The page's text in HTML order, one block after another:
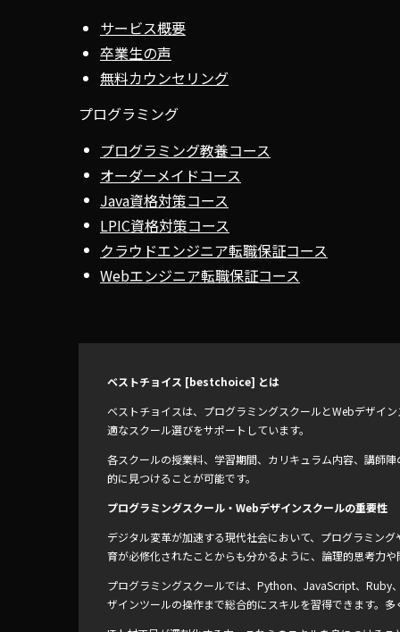
サービス概要
卒業生の声
無料カウンセリング
プログラミング
プログラミング教養コース
オーダーメイドコース
Java資格対策コース
LPIC資格対策コース
クラウドエンジニア転職保証コース
Webエンジニア転職保証コース
ベストチョイス [bestchoice] とは
ベストチョイスは、プログラミングスクールとWebデザイ
適なスクール選びをサポートしています。
各スクールの授業料、学習期間、カリキュラム内容、講師
的に見つけることが可能です。
プログラミングスクール・Webデザインスクールの重要性
デジタル変革が加速する現代社会において、プログラミン
育が必修化されたことからも分かるように、論理的思考力
プログラミングスクールでは、Python、JavaScript、Ruby
ザインツールの操作まで総合的にスキルを習得できます。